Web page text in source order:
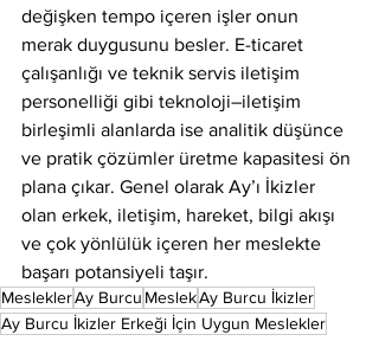
değişken tempo içeren işler onun
merak duygusunu besler. E-ticaret
çalışanlığı ve teknik servis iletişim
personelliği gibi teknoloji–iletişim
birleşimli alanlarda ise analitik düşünce
ve pratik çözümler üretme kapasitesi ön
plana çıkar. Genel olarak Ay’ı İkizler
olan erkek, iletişim, hareket, bilgi akışı
ve çok yönlülük içeren her meslekte
başarı potansiyeli taşır.
MesleklerAy Burcu MeslekAy Burcu İkizler
Ay Burcu İkizler Erkeği İçin Uygun Meslekler